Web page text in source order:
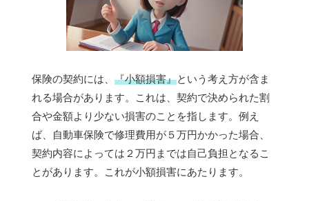
保険の契約には、 『小額損害』という考え方が含ま
れる場合があります。これは、契約で決められた割
合や金額より少ない損害のことを指します。例え
ば、自動車保険で修理費用が５万円かかった場合、
契約内容によっては２万円までは自己負担となるこ
とがあります。これが小額損害にあたります。